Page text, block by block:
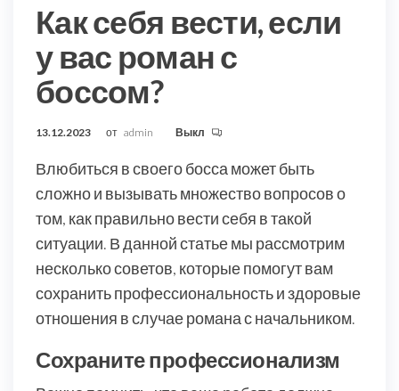
Как себя вести, если
у вас роман с
боссом?
13.12.2023 от admin Выкл
Влюбиться в своего босса может быть
сложно и вызывать множество вопросов о
том, как правильно вести себя в такой
ситуации. В данной статье мы рассмотрим
несколько советов, которые помогут вам
сохранить профессиональность и здоровые
отношения в случае романа с начальником.
Сохраните профессионализм